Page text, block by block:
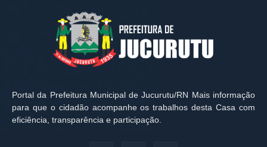
Portal da Prefeitura Municipal de Jucurutu/RN Mais informação
para que o cidadão acompanhe os trabalhos desta Casa com
eficiência, transparência e participação.